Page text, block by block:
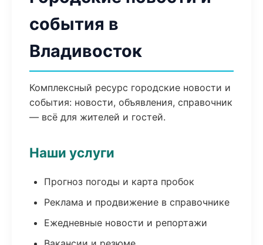
события в
Владивосток
Комплексный ресурс городские новости и
события: новости, объявления, справочник
— всё для жителей и гостей.
Наши услуги
Прогноз погоды и карта пробок
Реклама и продвижение в справочнике
Ежедневные новости и репортажи